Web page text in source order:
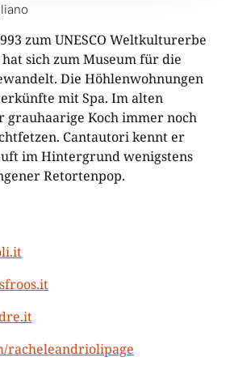
zum UNESCO Weltkulturerbe
sich zum Museum für die
Die Höhlenwohnungen
mit Spa. Im alten
grauhaarige Koch immer noch
Cantautori kennt er
im Hintergrund wenigstens
Retortenpop.
racheleandriolipage